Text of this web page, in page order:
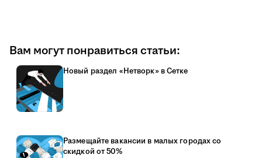
Вам могут понравиться статьи:
Новый раздел «Нетворк» в Сетке
Размещайте вакансии в малых городах со
скидкой от 50%